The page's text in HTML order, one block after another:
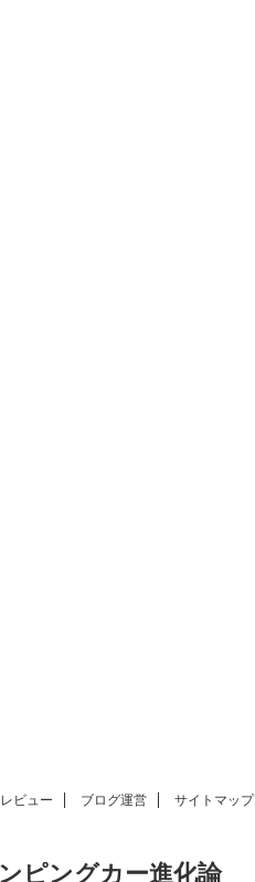
ビュー ブログ運営 サイトマップ
ピングカー進化論